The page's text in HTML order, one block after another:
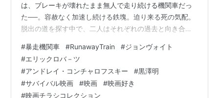
は、ブレーキが壊れたまま無人で走り続ける機関車だっ
た──。容赦なく加速し続ける鉄塊。迫り来る死の気配。
脱出の道を探す中で、二人はそれぞれの過去と向き合
身の名匠アンドレイ・コンチャロフスキー。そして原案
は黒澤明という贅沢な布陣。主演はジョン・ヴォイトと
エリック・ロバーツ。筋肉でも武器でもなく、「生き抜
く意思」と「魂」で闘う男たちの姿がスクリーンを貫
#暴走機関車 #RunawayTrain #ジョンヴォイト
#エリックロバ－ツ
#アンドレイ・コンチャロフスキー #黒澤明
#サバイバル映画 #映画 #映画好き
#映画チラシコレクション